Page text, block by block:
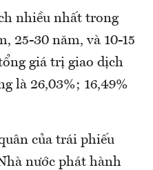
nhiều nhất trong
25-30 năm, và 10-15
giá trị giao dịch
là 26,03%; 16,49%
của trái phiếu
nước phát hành